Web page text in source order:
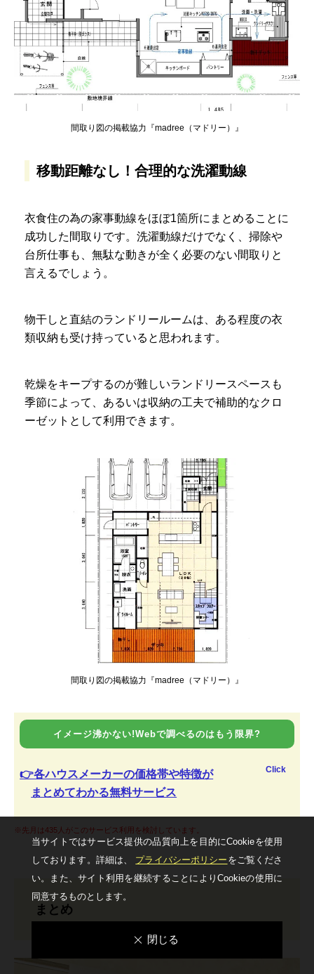
間取り図の掲載協力『madree（マドリー）』
移動距離なし！合理的な洗濯動線
衣食住の為の家事動線をほぼ1箇所にまとめることに
成功した間取りです。洗濯動線だけでなく、掃除や
台所仕事も、無駄な動きが全く必要のない間取りと
言えるでしょう。
物干しと直結のランドリールームは、ある程度の衣
類収納も受け持っていると思われます。
乾燥をキープするのが難しいランドリースペースも
季節によって、あるいは収納の工夫で補助的なクロ
ーゼットとして利用できます。
間取り図の掲載協力『madree（マドリー）』
イメージ沸かない!Webで調べるのはもう限界?
👉各ハウスメーカーの価格帯や特徴が
まとめてわかる無料サービス
Click
※先月は435人がこのサービス利用を検討しています。
まとめ
当サイトではサービス提供の品質向上を⽬的にCookieを使⽤
しております。詳細は、 プライバシーポリシー をご覧くださ
い。
また、サイト利⽤を継続することによりCookieの使⽤に
同意するものとします。
閉じる